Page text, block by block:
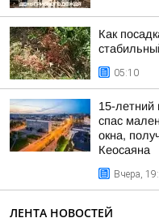
Как
05:10
15-летний
спас
окна,
Кеосаяна
Вчера,
ЛЕНТА НОВОСТЕЙ